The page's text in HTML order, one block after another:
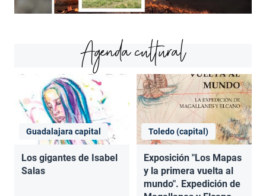
Agenda cultural
Guadalajara capital
Los gigantes de Isabel
Salas
Toledo (capital)
Exposición "Los Mapas
y la primera vuelta al
mundo". Expedición de